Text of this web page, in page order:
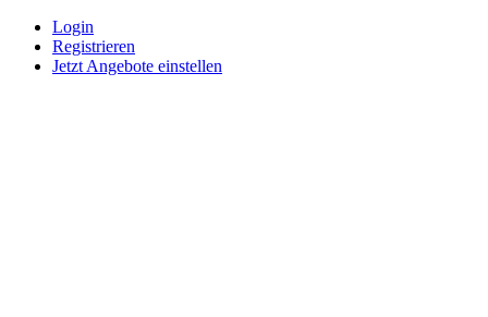
Login
Registrieren
Jetzt Angebote einstellen